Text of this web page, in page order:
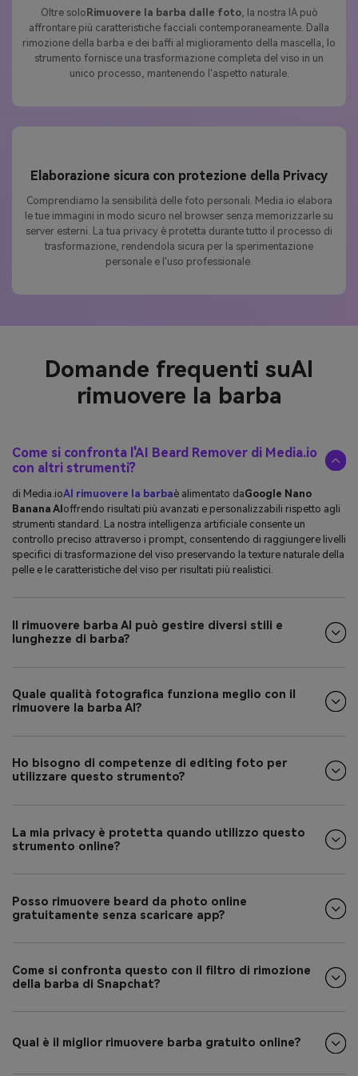
Oltre solo Rimuovere la barba dalle foto, la nostra IA può
affrontare più caratteristiche facciali contemporaneamente. Dalla
rimozione della barba e dei baffi al miglioramento della mascella, lo
strumento fornisce una trasformazione completa del viso in un
unico processo, mantenendo l'aspetto naturale.
Elaborazione sicura con protezione della Privacy
Comprendiamo la sensibilità delle foto personali. Media.io elabora
le tue immagini in modo sicuro nel browser senza memorizzarle su
server esterni. La tua privacy è protetta durante tutto il processo di
trasformazione, rendendola sicura per la sperimentazione
personale e l'uso professionale.
Domande frequenti suAI
rimuovere la barba
Come si confronta l'AI Beard Remover di Media.io
con altri strumenti?
di Media.ioAI rimuovere la barbaè alimentato daGoogle Nano
Banana AI offrendo risultati più avanzati e personalizzabili rispetto agli
strumenti standard. La nostra intelligenza artificiale consente un
controllo preciso attraverso i prompt, consentendo di raggiungere livelli
specifici di trasformazione del viso preservando la texture naturale della
pelle e le caratteristiche del viso per risultati più realistici.
Il rimuovere barba AI può gestire diversi stili e
lunghezze di barba?
Quale qualità fotografica funziona meglio con il
rimuovere la barba AI?
Ho bisogno di competenze di editing foto per
utilizzare questo strumento?
La mia privacy è protetta quando utilizzo questo
strumento online?
Posso rimuovere beard da photo online
gratuitamente senza scaricare app?
Come si confronta questo con il filtro di rimozione
della barba di Snapchat?
Qual è il miglior rimuovere barba gratuito online?